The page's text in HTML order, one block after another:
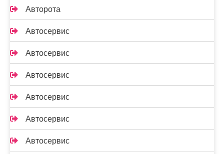
Авторота
Автосервис
Автосервис
Автосервис
Автосервис
Автосервис
Автосервис